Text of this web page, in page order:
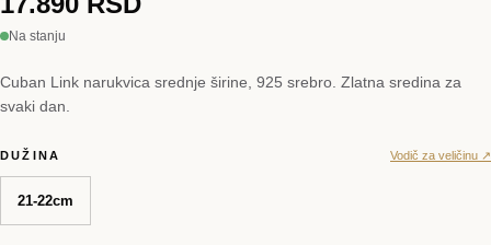
Na stanju
Cuban Link narukvica srednje širine, 925 srebro. Zlatna sredina za
svaki dan.
DUŽINA Vodič za veličinu ↗
21-22cm